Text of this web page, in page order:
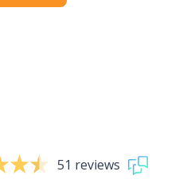
51 reviews